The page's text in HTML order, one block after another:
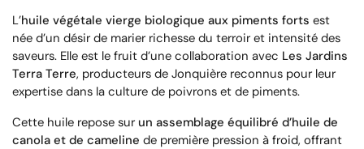
L’huile végétale vierge biologique aux piments forts est
née d’un désir de marier richesse du terroir et intensité des
saveurs. Elle est le fruit d’une collaboration avec Les Jardins
Terra Terre, producteurs de Jonquière reconnus pour leur
expertise dans la culture de poivrons et de piments.
Cette huile repose sur un assemblage équilibré d’huile de
canola et de cameline de première pression à froid, offrant